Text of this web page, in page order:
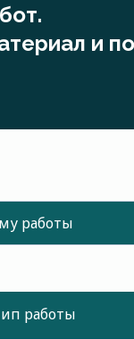
и
работы